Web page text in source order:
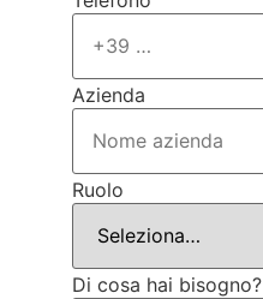
Azienda
Ruolo
Di cosa hai bisogno?